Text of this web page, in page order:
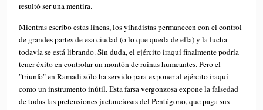
resultó ser una mentira.
Mientras escribo estas líneas, los yihadistas permanecen con el control
de grandes partes de esa ciudad (o lo que queda de ella) y la lucha
todavía se está librando. Sin duda, el ejército iraquí finalmente podría
tener éxito en controlar un montón de ruinas humeantes. Pero el
"triunfo" en Ramadi sólo ha servido para exponer al ejército iraquí
como un instrumento inútil. Esta farsa vergonzosa expone la falsedad
de todas las pretensiones jactanciosas del Pentágono, que paga sus